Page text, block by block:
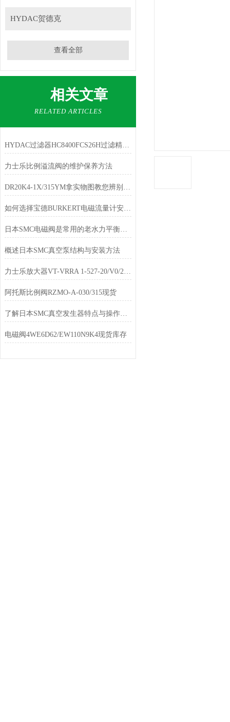
HYDAC贺德克
查看全部
相关文章
RELATED ARTICLES
HYDAC过滤器HC8400FCS26H过滤精度纯清
力士乐比例溢流阀的维护保养方法
DR20K4-1X/315YM拿实物图教您辨别真伪方法
如何选择宝德BURKERT电磁流量计安装的地点和位置
日本SMC电磁阀是常用的老水力平衡产品
概述日本SMC真空泵结构与安装方法
力士乐放大器VT-VRRA 1-527-20/V0/2STV型号齐全
阿托斯比例阀RZMO-A-030/315现货
了解日本SMC真空发生器特点与操作方法
电磁阀4WE6D62/EW110N9K4现货库存